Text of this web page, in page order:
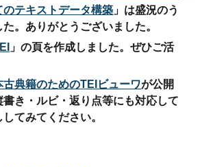
のテキストデータ構築 」は盛況のう
た。ありがとうございました。
」の頁を作成しました。ぜひご活
古典籍のためのTEIビューワが公開
書き・ルビ・返り点等にも対応して
てみてください。